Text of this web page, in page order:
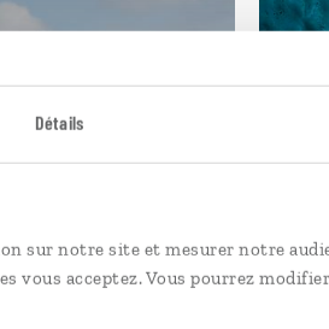
Détails
sur notre site et mesurer notre
vous acceptez. Vous pourrez